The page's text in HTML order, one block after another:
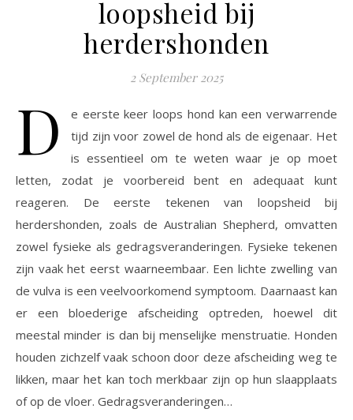
loopsheid bij
herdershonden
2 September 2025
D
e eerste keer loops hond kan een verwarrende
tijd zijn voor zowel de hond als de eigenaar. Het
is essentieel om te weten waar je op moet
letten, zodat je voorbereid bent en adequaat kunt
reageren. De eerste tekenen van loopsheid bij
herdershonden, zoals de Australian Shepherd, omvatten
zowel fysieke als gedragsveranderingen. Fysieke tekenen
zijn vaak het eerst waarneembaar. Een lichte zwelling van
de vulva is een veelvoorkomend symptoom. Daarnaast kan
er een bloederige afscheiding optreden, hoewel dit
meestal minder is dan bij menselijke menstruatie. Honden
houden zichzelf vaak schoon door deze afscheiding weg te
likken, maar het kan toch merkbaar zijn op hun slaapplaats
of op de vloer. Gedragsveranderingen…